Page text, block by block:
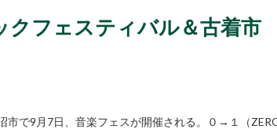
クフェスティバル＆古着市
市で9月7日、音楽フェスが開催される。０→１（